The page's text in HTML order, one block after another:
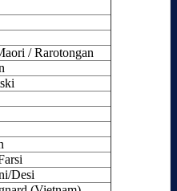
/ Rarotongan
Desi